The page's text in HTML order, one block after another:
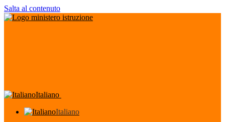
Salta al contenuto
Italiano
Italiano